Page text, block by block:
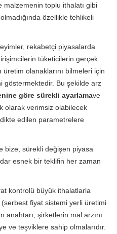
malzemenin toplu ithalatı gibi
özellikle tehlikeli
rekabetçi piyasalarda
tüketicilerin gerçek
olanaklarını bilmeleri için
göstermektedir. Bu şekilde arz
göre sürekli ayarlamave
olarak verimsiz olabilecek
edilen parametrelere
bize, sürekli değişen piyasa
esnek bir teklifin her zaman
kontrolü büyük ithalatlarla
fiyat sistemi yerli üretimi
anahtarı, şirketlerin mal arzını
ve teşviklere sahip olmalarıdır.